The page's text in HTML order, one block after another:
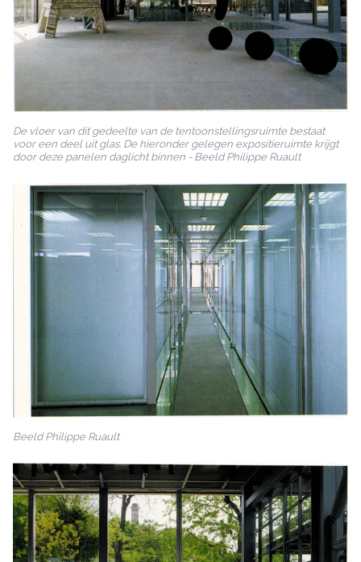
De vloer van dit gedeelte van de tentoonstellingsruimte bestaat
voor een deel uit glas. De hieronder gelegen expositieruimte krijgt
door deze panelen daglicht binnen - Beeld Philippe Ruault
Beeld Philippe Ruault